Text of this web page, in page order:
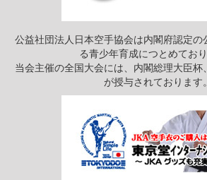
公益社団法人日本空手協会は内閣府認定の
る青少年育成につとめており
当会主催の全国大会には、内閣総理大臣
が授与されております。